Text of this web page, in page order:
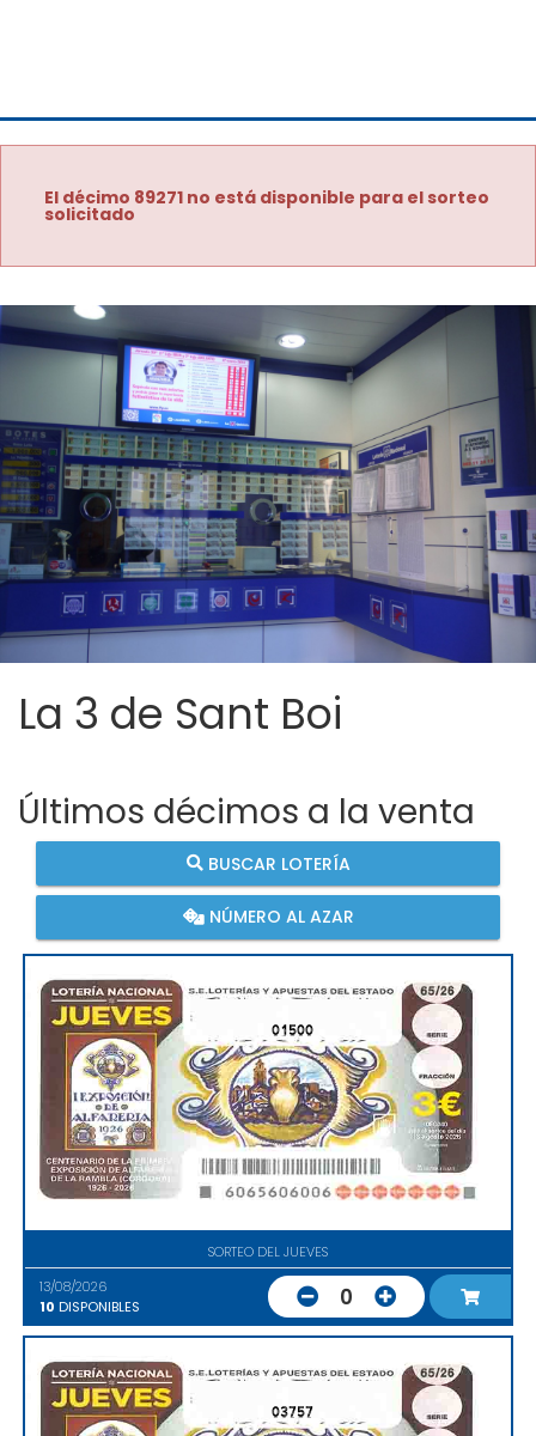
El décimo 89271 no está disponible para el sorteo
solicitado
La 3 de Sant Boi
Últimos décimos a la venta
BUSCAR LOTERÍA
NÚMERO AL AZAR
01500
SORTEO DEL JUEVES
13/08/2026
10 DISPONIBLES 0
03757